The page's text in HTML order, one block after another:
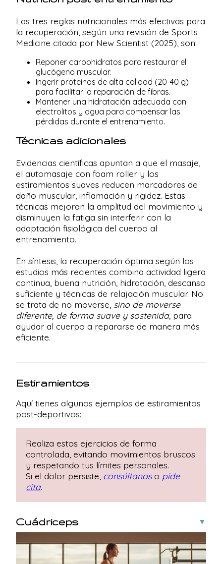
Las tres reglas nutricionales más efectivas para
la recuperación, según una revisión de Sports
Medicine citada por New Scientist (2025), son:
Reponer carbohidratos para restaurar el
glucógeno muscular.
Ingerir proteínas de alta calidad (20-40 g)
para facilitar la reparación de fibras.
Mantener una hidratación adecuada con
electrolitos y agua para compensar las
pérdidas durante el entrenamiento.
Técnicas adicionales
Evidencias científicas apuntan a que el masaje,
el automasaje con foam roller y los
estiramientos suaves reducen marcadores de
daño muscular, inflamación y rigidez. Estas
técnicas mejoran la amplitud del movimiento y
disminuyen la fatiga sin interferir con la
adaptación fisiológica del cuerpo al
entrenamiento.
En síntesis, la recuperación óptima según los
estudios más recientes combina actividad ligera
continua, buena nutrición, hidratación, descanso
suficiente y técnicas de relajación muscular. No
se trata de no moverse, sino de moverse
diferente, de forma suave y sostenida, para
ayudar al cuerpo a repararse de manera más
eficiente.
Estiramientos
Aquí tienes algunos ejemplos de estiramientos
post-deportivos:
Realiza estos ejercicios de forma
controlada, evitando movimientos bruscos
y respetando tus límites personales.
Si el dolor persiste, consúltanoso pide
cita.
Cuádriceps ▼